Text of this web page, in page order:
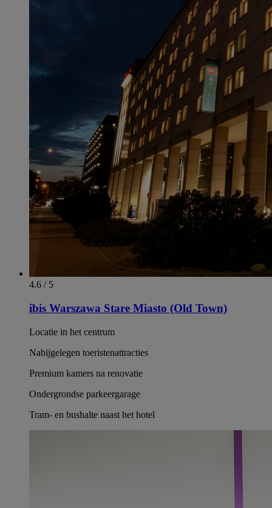
4.6 / 5
ibis Warszawa Stare Miasto (Old Town)
Locatie in het centrum
Nabijgelegen toeristenattracties
Premium kamers na renovatie
Ondergrondse parkeergarage
Tram- en bushalte naast het hotel